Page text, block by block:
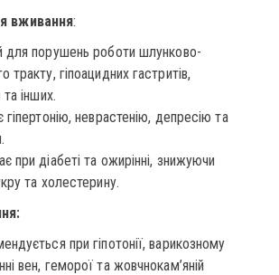
вживання:
для порушень роботи шлунково-
тракту, гіпоацидних гастритів,
та інших.
гіпертонію, неврастенію, депресію та
при діабеті та ожирінні, знижуючи
та холестерину.
при гіпотонії, варикозному
вен, геморої та жовчнокам’яній